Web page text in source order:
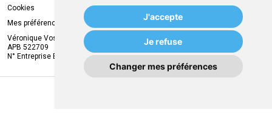
J'accepte
Je refuse
Changer mes préférences
Cookies
Mes préférences Cookies
Véronique Vos
APB 522709
N° Entreprise BE0749.944.612